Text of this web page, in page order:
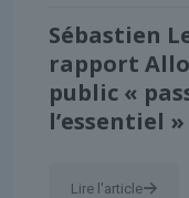
Sébastien
rapport
public «
l’essentiel
Lire l'article